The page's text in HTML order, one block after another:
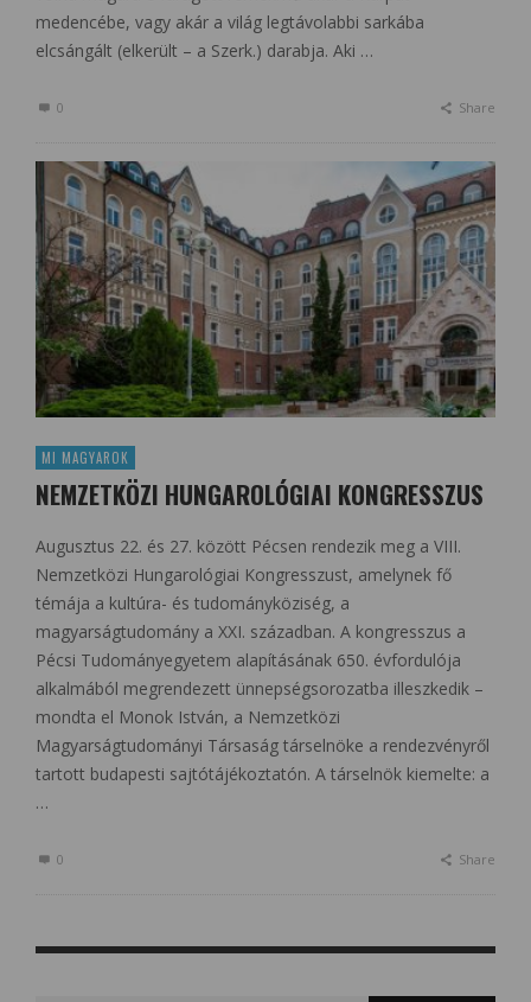
medencébe, vagy akár a világ legtávolabbi sarkába
elcsángált (elkerült – a Szerk.) darabja. Aki …
0 Share
MI MAGYAROK
NEMZETKÖZI HUNGAROLÓGIAI KONGRESSZUS
Augusztus 22. és 27. között Pécsen rendezik meg a VIII.
Nemzetközi Hungarológiai Kongresszust, amelynek fő
témája a kultúra- és tudományköziség, a
magyarságtudomány a XXI. században. A kongresszus a
Pécsi Tudományegyetem alapításának 650. évfordulója
alkalmából megrendezett ünnepségsorozatba illeszkedik –
mondta el Monok István, a Nemzetközi
Magyarságtudományi Társaság társelnöke a rendezvényről
tartott budapesti sajtótájékoztatón. A társelnök kiemelte: a
…
0 Share